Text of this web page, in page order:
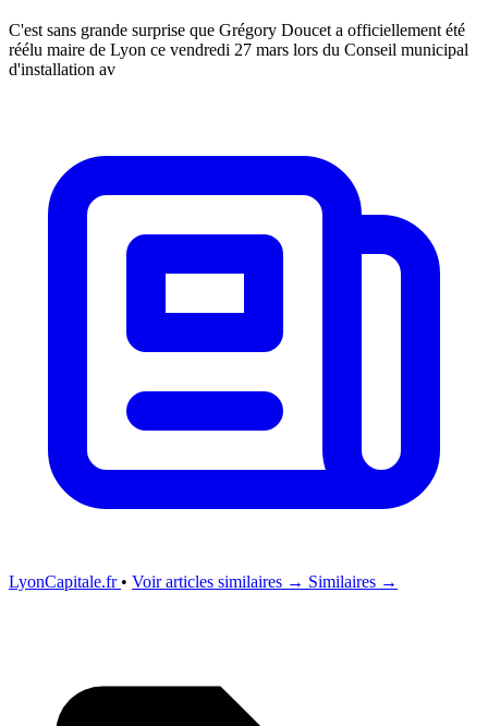
C'est sans grande surprise que Grégory Doucet a officiellement été
réélu maire de Lyon ce vendredi 27 mars lors du Conseil municipal
d'installation av
LyonCapitale.fr • Voir articles similaires → Similaires →